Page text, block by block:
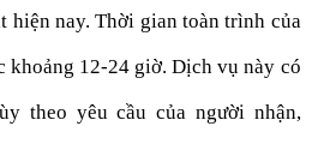
hiện nay. Thời gian toàn trình của
khoảng 12-24 giờ. Dịch vụ này có
theo yêu cầu của người nhận,